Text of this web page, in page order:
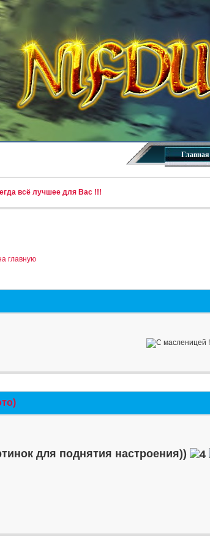
Главная
всё лучшее для Вас !!!
главную
для поднятия настроения))